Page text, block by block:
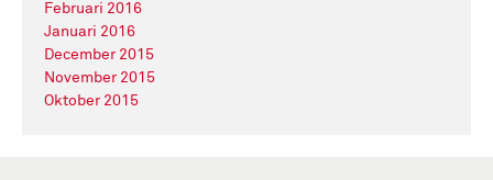
Februari 2016
Januari 2016
December 2015
November 2015
Oktober 2015